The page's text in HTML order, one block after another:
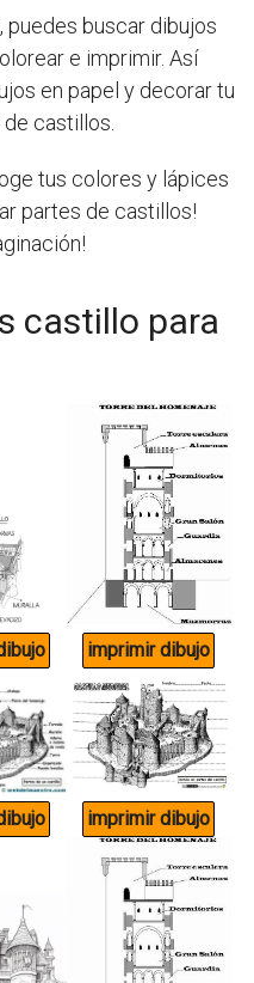
puedes buscar dibujos
e imprimir. Así
en papel y decorar tu
castillos.
tus colores y lápices
partes de castillos!
castillo para